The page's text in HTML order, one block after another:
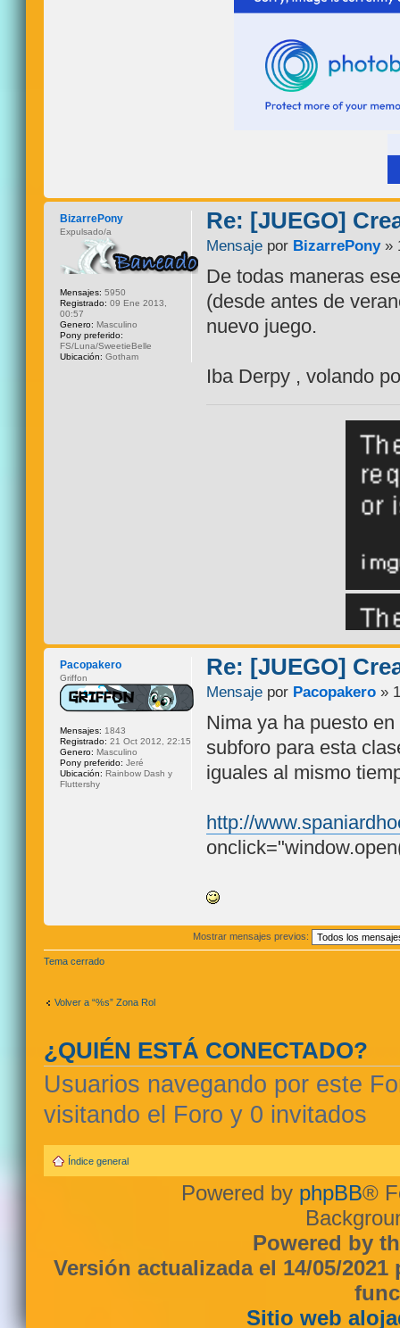
Re: [JUEGO]
Mensaje por BizarrePony»
De todas maneras
(desde antes de
nuevo juego.
Iba Derpy , volando
http://
BizarrePony
Expulsado/a
Mensajes: 5950
Registrado: 09 Ene 2013,
00:57
Genero: Masculino
Pony preferido:
FS/Luna/SweetieBelle
Ubicación: Gotham
Re: [JUEGO]
Mensaje por Pacopakero »
Nima ya ha puesto
subforo para esta
iguales al mismo
http://
Pacopakero
Griffon
Mensajes: 1843
Registrado: 21 Oct 2012, 22:15
Genero: Masculino
Pony preferido: Jeré
Ubicación: Rainbow Dash y
Fluttershy
Mostrar mensajes previos:
Tema cerrado
Volver a “%s” Zona Rol
¿QUIÉN ESTÁ CONECTADO?
Usuarios navegando por este
visitando el Foro y 0 invitados
Índice general
Powered by phpBB®
Powered by
Versión actualizada el 14/05/
Sitio web